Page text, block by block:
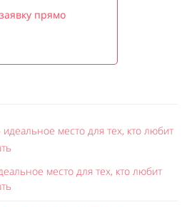
прямо
место для тех, кто любит